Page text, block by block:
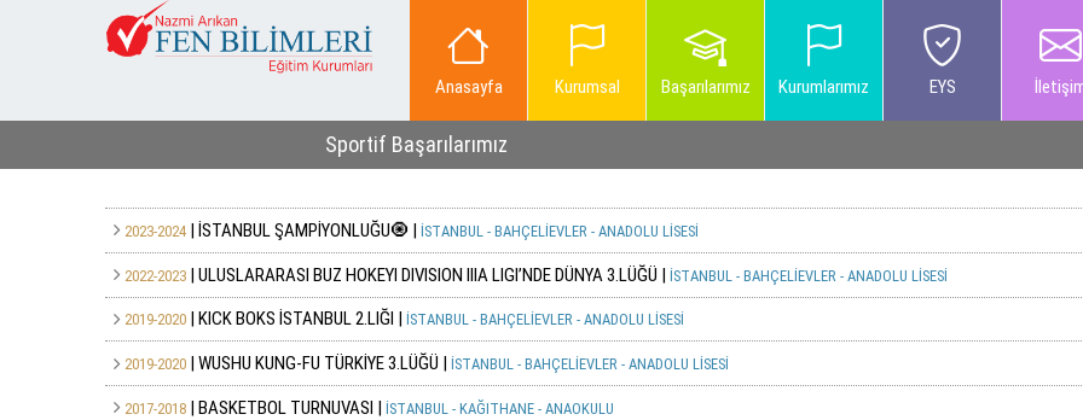
Anasayfa Kurumsal Başarılarımız Kurumlarımız EYS
Sportif Başarılarımız
2023-2024 | İSTANBUL ŞAMPİYONLUĞU🧿 | İSTANBUL - BAHÇELİEVLER - ANADOLU LİSESİ
2022-2023 | ULUSLARARASI BUZ HOKEYI DIVISION IIIA LIGI’NDE DÜNYA 3.LÜĞÜ | İSTANBUL - BAHÇELİEVLER - ANADOLU LİSESİ
2019-2020 | KICK BOKS İSTANBUL 2.LIĞI | İSTANBUL - BAHÇELİEVLER - ANADOLU LİSESİ
2019-2020 | WUSHU KUNG-FU TÜRKİYE 3.LÜĞÜ | İSTANBUL - BAHÇELİEVLER - ANADOLU LİSESİ
2017-2018 | BASKETBOL TURNUVASI | İSTANBUL - KAĞITHANE - ANAOKULU